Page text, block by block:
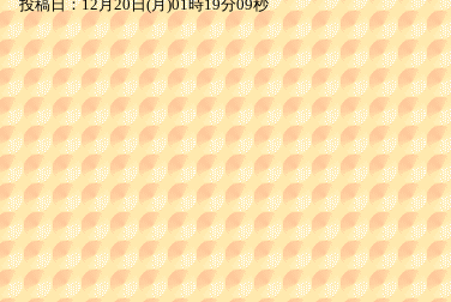
投稿日：12月20日(月)01時19分09秒